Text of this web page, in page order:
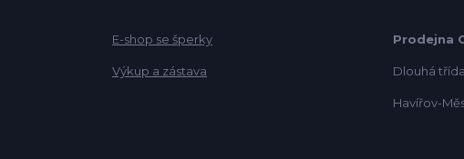
E-shop se šperky
Výkup a zástava
Prodejna
Dlouhá
Havířov-